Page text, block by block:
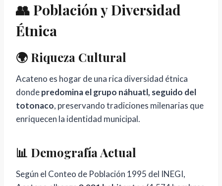
👥 Población y Diversidad
Étnica
🌍 Riqueza Cultural
Acateno es hogar de una rica diversidad étnica
dondepredomina el grupo náhuatl, seguido del
totonaco, preservando tradiciones milenarias que
enriquecen la identidad municipal.
📊 Demografía Actual
Según el Conteo de Población 1995 del INEGI,